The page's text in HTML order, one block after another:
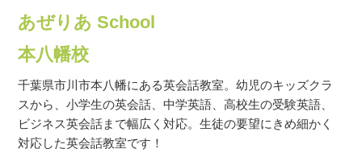
あぜりあ School
本八幡校
千葉県市川市本八幡にある英会話教室。幼児のキッズクラ
スから、小学生の英会話、中学英語、高校生の受験英語、
ビジネス英会話まで幅広く対応。生徒の要望にきめ細かく
対応した英会話教室です！